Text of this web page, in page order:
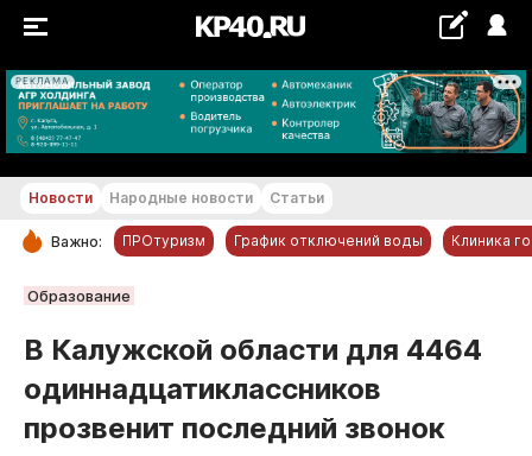
РЕКЛАМА
+28 °С
РУБРИКИ
Новости компаний
Статьи
Народные новости
Новости Народные новости Статьи
Важно: ПРОтуризм График отключений воды Клиника
Образование
В Калужской области для 4464
одиннадцатиклассников
прозвенит последний звонок